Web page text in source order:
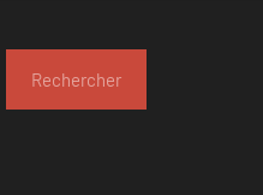
Rechercher